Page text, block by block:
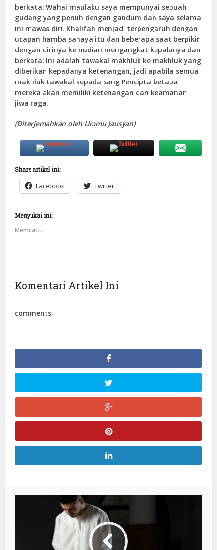
berkata: Wahai maulaku saya mempunyai sebuah
gudang yang penuh dengan gandum dan saya selama
ini mawas diri. Khalifah menjadi terpengaruh dengan
ucapan hamba sahaya itu dan beberapa saat berpikir
dengan dirinya kemudian mengangkat kepalanya dan
berkata: Ini adalah tawakal makhluk ke makhluk yang
diberikan kepadanya ketenangan, jadi apabila semua
makhluk tawakal kepada sang Pencipta betapa
mereka akan memiliki ketenangan dan keamanan
jiwa raga.
(Diterjemahkan oleh Ummu Jausyan)
Share artikel ini:
Facebook Twitter
Menyukai ini:
Memuat...
Komentari Artikel Ini
comments